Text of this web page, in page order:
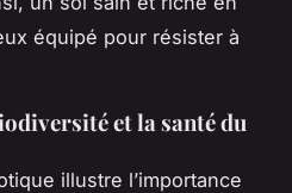
équipé pour résister à
et la santé du
illustre l’importance